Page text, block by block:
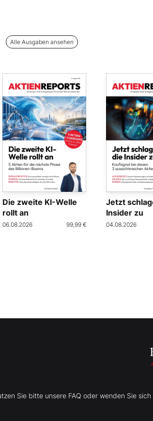
Alle Ausgaben ansehen
Die zweite KI-Welle
rollt an
06.08.2026 99,99 €
Jetzt
Insider zu
04.08.2026
Sie bitte unsere FAQ oder wenden Sie